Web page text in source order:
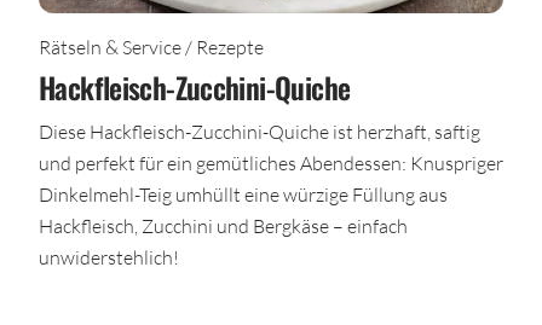
Rätseln & Service / Rezepte
Hackfleisch-Zucchini-Quiche
Diese Hackfleisch-Zucchini-Quiche ist herzhaft, saftig
und perfekt für ein gemütliches Abendessen: Knuspriger
Dinkelmehl-Teig umhüllt eine würzige Füllung aus
Hackfleisch, Zucchini und Bergkäse – einfach
unwiderstehlich!